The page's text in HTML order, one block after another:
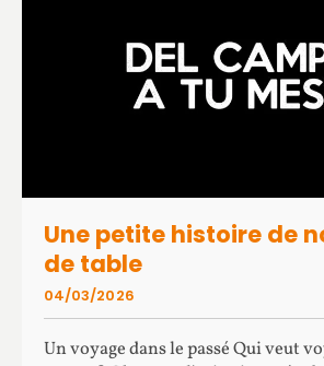
Une petite histoire de
de table
Un voyage dans le passé Qui veut
04/03/2026